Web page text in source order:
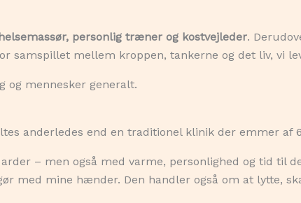
personlig træner og kostvejleder.
samspillet mellem kroppen, tankerne og det liv, vi
og mennesker generalt.
anderledes end en traditionel klinik der emmer af
– men også med varme, personlighed og tid til
med mine hænder. Den handler også om at lytte,